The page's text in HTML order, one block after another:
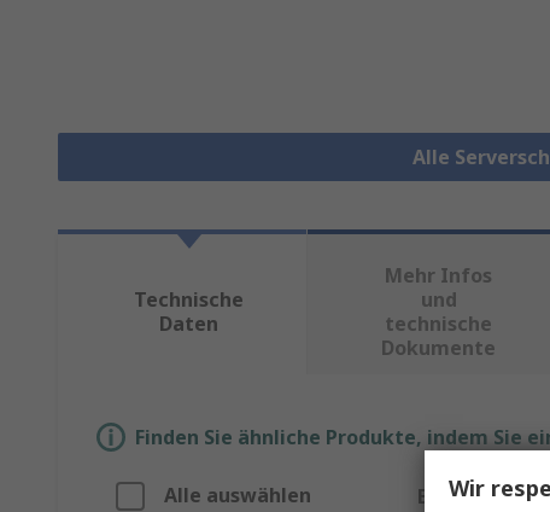
Alle
Technische
Daten
Mehr Infos
und
technische
Dokumente
Finden Sie ähnliche Produkte, indem Sie
Alle auswählen Eigenschaft
Wir